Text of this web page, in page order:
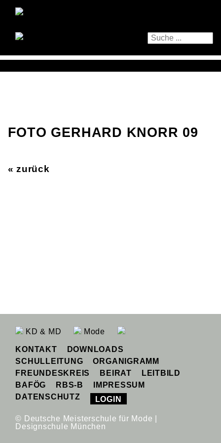
FOTO GERHARD KNORR 09
« zurück
KD & MD Mode
KONTAKT
DOWNLOADS
SCHULLEITUNG
ORGANIGRAMM
FREUNDESKREIS
BEIRAT
LEITBILD
BAFÖG
RBS-B
IMPRESSUM
DATENSCHUTZ
LOGIN
© Deutsche Meisterschule für Mode |
Designschule München